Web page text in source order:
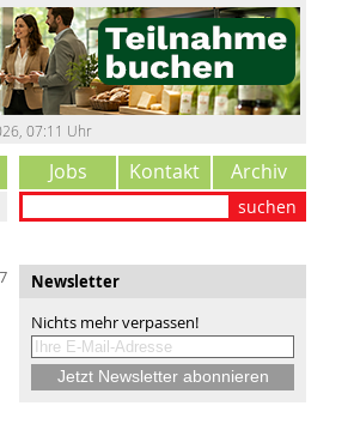
07:11 Uhr
Jobs Kontakt Archiv
suchen
Newsletter
Nichts mehr verpassen!